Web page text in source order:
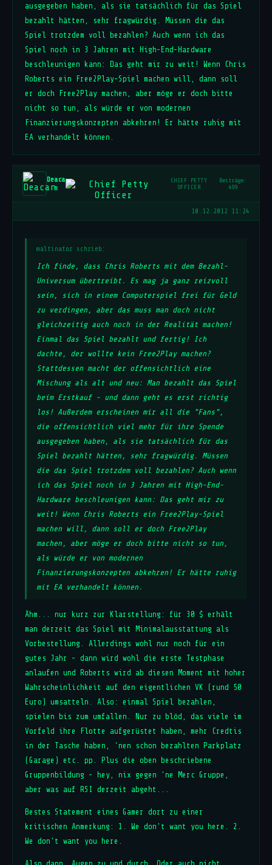
ausgegeben haben, als sie tatsächlich für das Spiel
bezahlt hätten, sehr fragwürdig. Müssen die das
Spiel trotzdem voll bezahlen? Auch wenn ich das
Spiel noch in 3 Jahren mit High-End-Hardware
beschleunigen kann: Das geht mir zu weit! Wenn Chris
Roberts ein Free2Play-Spiel machen will, dann soll
er doch Free2Play machen, aber möge er doch bitte
nicht so tun, als würde er von modernen
Finanzierungskonzepten abkehren! Er hätte ruhig mit
EA verhandelt können.
Deaca
n
CHIEF PETTY
OFFICER
Beiträge:
499
10.12.2012 11:24
maltinator schrieb:
Ich finde, dass Chris Roberts mit dem Bezahl-
Universum übertreibt. Es mag ja ganz reizvoll
sein, sich in einem Computerspiel frei für Geld
zu verdingen, aber das muss man doch nicht
gleichzeitig auch noch in der Realität machen!
Einmal das Spiel bezahlt und fertig! Ich
dachte, der wollte kein Free2Play machen?
Stattdessen macht der offensichtlich eine
Mischung als alt und neu: Man bezahlt das Spiel
beim Erstkauf - und dann geht es erst richtig
los! Außerdem erscheinen mir all die "Fans",
die offensichtlich viel mehr für ihre Spende
ausgegeben haben, als sie tatsächlich für das
Spiel bezahlt hätten, sehr fragwürdig. Müssen
die das Spiel trotzdem voll bezahlen? Auch wenn
ich das Spiel noch in 3 Jahren mit High-End-
Hardware beschleunigen kann: Das geht mir zu
weit! Wenn Chris Roberts ein Free2Play-Spiel
machen will, dann soll er doch Free2Play
machen, aber möge er doch bitte nicht so tun,
als würde er von modernen
Finanzierungskonzepten abkehren! Er hätte ruhig
mit EA verhandelt können.
Ähm... nur kurz zur Klarstellung: für 30 $ erhält
man derzeit das Spiel mit Minimalausstattung als
Vorbestellung. Allerdings wohl nur noch für ein
gutes Jahr - dann wird wohl die erste Testphase
anlaufen und Roberts wird ab diesen Moment mit hoher
Wahrscheinlichkeit auf den eigentlichen VK (rund 50
Euro) umsatteln. Also: einmal Spiel bezahlen,
spielen bis zum umfallen. Nur zu blöd, das viele im
Vorfeld ihre Flotte aufgerüstet haben, mehr Credtis
in der Tasche haben, 'nen schon bezahlten Parkplatz
(Garage) etc. pp. Plus die oben beschriebene
Gruppenbildung - hey, nix gegen 'ne Merc Gruppe,
aber was auf RSI derzeit abgeht...
Bestes Statement eines Gamer dort zu einer
kritischen Anmerkung: 1. We don't want you here. 2.
We don't want you here.